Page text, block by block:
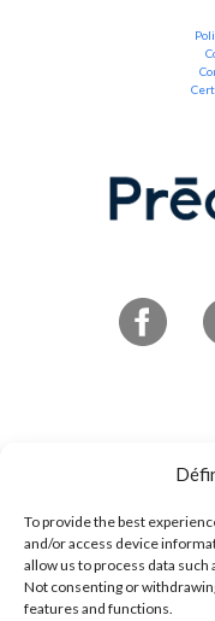
To provide the best
and/or access device
allow us to process data
Not consenting or
features and functions.
4545